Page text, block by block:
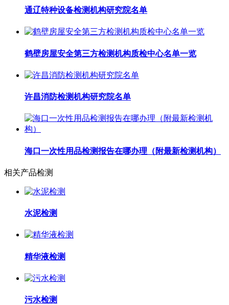
通辽特种设备检测机构研究院名单
鹤壁房屋安全第三方检测机构质检中心名单一览
许昌消防检测机构研究院名单
海口一次性用品检测报告在哪办理（附最新检测机构）
相关产品检测
水泥检测
精华液检测
污水检测